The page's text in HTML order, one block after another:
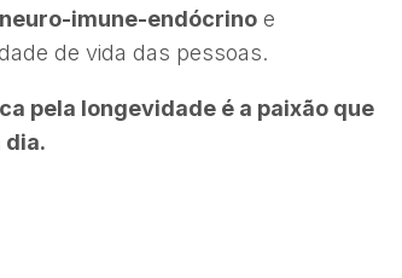
imune-endócrino e
de vida das pessoas.
pela longevidade é a paixão que
dia.